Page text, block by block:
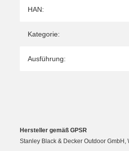
Produkteigenschaft
Wert
HAN:
Kategorie:
Ausführung:
Hersteller gemäß GPSR
Stanley Black & Decker Outdoor